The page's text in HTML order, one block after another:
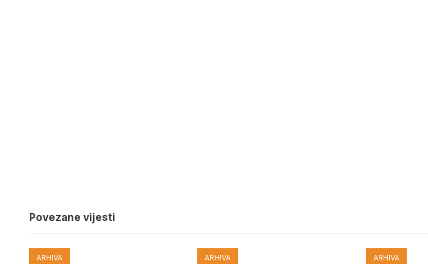
Povezane vijesti
ARHIVA ARHIVA ARHIVA